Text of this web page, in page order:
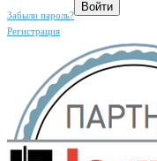
Забыли пароль?
Регистрация